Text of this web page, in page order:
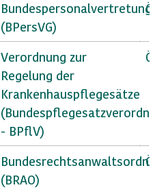
(BPersVG)
Verordnung zur
Regelung der
Krankenhauspflegesätze
- BPflV)
(BRAO)